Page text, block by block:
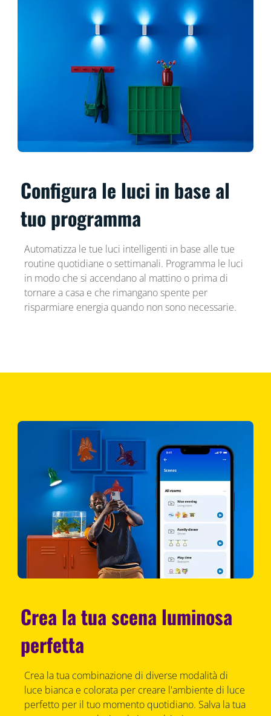
Configura le luci in base al
tuo programma
Automatizza le tue luci intelligenti in base alle tue
routine quotidiane o settimanali. Programma le luci
in modo che si accendano al mattino o prima di
tornare a casa e che rimangano spente per
risparmiare energia quando non sono necessarie.
Crea la tua scena luminosa
perfetta
Crea la tua combinazione di diverse modalità di
luce bianca e colorata per creare l'ambiente di luce
perfetto per il tuo momento quotidiano. Salva la tua